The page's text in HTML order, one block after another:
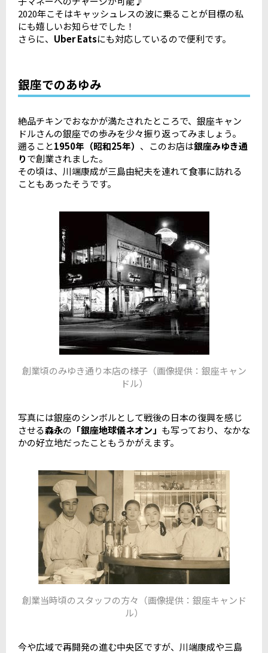
2020年こそはキャッシュレスの波に乗ることが目標の私
にも嬉しいお知らせでした！
さらに、 Uber Eatsにも対応しているので便利です。
銀座でのあゆみ
絶品チキンでおなかが満たされたところで、銀座キャン
ドルさんの銀座での歩みを少々振り返ってみましょう。
遡ること1950年（昭和25年） 、このお店は銀座みゆき通
りで創業されました。
その頃は、川端康成が三島由紀夫を連れて食事に訪れる
こともあったそうです。
創業頃のみゆき通り本店の様子（画像提供：銀座キャン
ドル）
写真には銀座のシンボルとして戦後の日本の復興を感じ
させる森永の 「銀座地球儀ネオン」 も写っており、なかな
かの好立地だったこともうかがえます。
創業当時頃のスタッフの方々（画像提供：銀座キャンド
ル）
今や広域で再開発の進む中央区ですが、川端康成や三島